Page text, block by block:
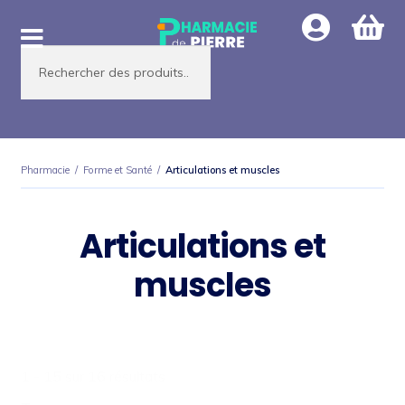
Aller
à
navigation
Aller
au
contenu
Pharmacie / Forme et Santé / Articulations et muscles
Articulations et
muscles